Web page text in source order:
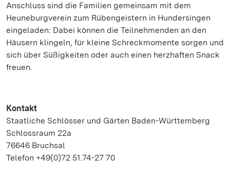
Anschluss sind die Familien gemeinsam mit dem
Heuneburgverein zum Rübengeistern in Hundersingen
eingeladen: Dabei können die Teilnehmenden an den
Häusern klingeln, für kleine Schreckmomente sorgen und
sich über Süßigkeiten oder auch einen herzhaften Snack
freuen.
Kontakt
Staatliche Schlösser und Gärten Baden-Württemberg
Schlossraum 22a
76646 Bruchsal
Telefon +49(0)72 51.74-27 70